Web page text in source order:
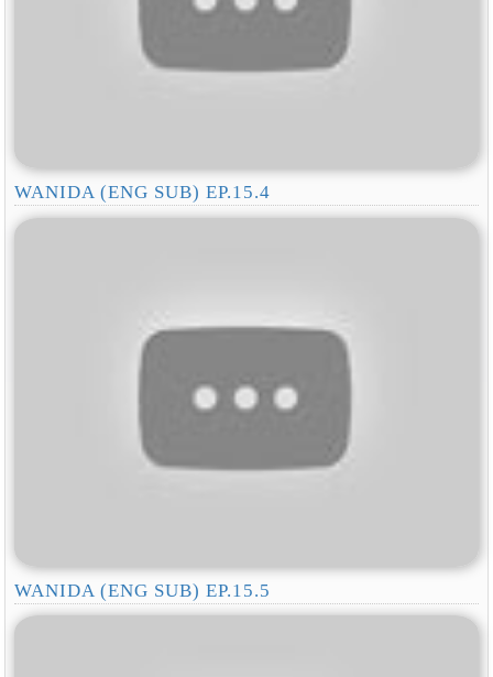
WANIDA (ENG SUB) EP.15.4
WANIDA (ENG SUB) EP.15.5